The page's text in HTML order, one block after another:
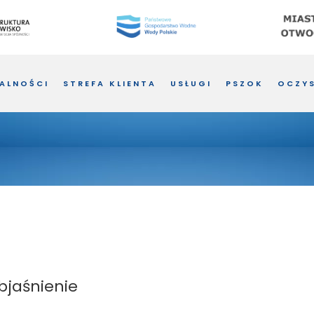
STREFA KLIENTA USŁUGI PSZOK